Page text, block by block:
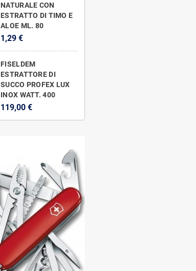
NATURALE CON
ESTRATTO DI TIMO E
ALOE ML. 80
1,29 €
FISELDEM
ESTRATTORE DI
SUCCO PROFEX LUX
INOX WATT. 400
119,00 €